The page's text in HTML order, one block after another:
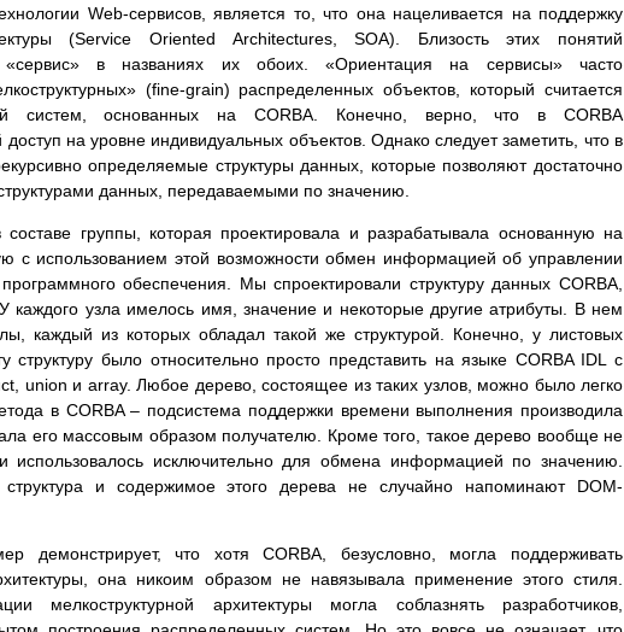
Web-сервисов, является то, что она нацеливается на поддержку
(Service Oriented Architectures, SOA). Близость этих понятий
«сервис» в названиях их обоих. «Ориентация на сервисы» часто
(fine-grain) распределенных объектов, который считается
систем, основанных на CORBA. Конечно, верно, что в CORBA
на уровне индивидуальных объектов. Однако следует заметить, что в
определяемые структуры данных, которые позволяют достаточно
данных, передаваемыми по значению.
группы, которая проектировала и разрабатывала основанную на
с использованием этой возможности обмен информацией об управлении
обеспечения. Мы спроектировали структуру данных CORBA,
каждого узла имелось имя, значение и некоторые другие атрибуты. В нем
каждый из которых обладал такой же структурой. Конечно, у листовых
структуру было относительно просто представить на языке CORBA IDL с
union и array. Любое дерево, состоящее из таких узлов, можно было легко
в CORBA – подсистема поддержки времени выполнения производила
его массовым образом получателю. Кроме того, такое дерево вообще не
использовалось исключительно для обмена информацией по значению.
и содержимое этого дерева не случайно напоминают DOM-
демонстрирует, что хотя CORBA, безусловно, могла поддерживать
она никоим образом не навязывала применение этого стиля.
мелкоструктурной архитектуры могла соблазнять разработчиков,